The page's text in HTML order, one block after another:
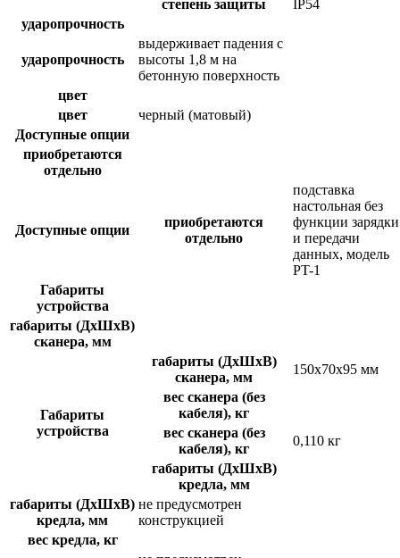
степень защиты
IP54
ударопрочность
ударопрочность
выдерживает падения с
высоты 1,8 м на
бетонную поверхность
цвет
цвет
черный (матовый)
Доступные опции
приобретаются
отдельно
Доступные опции
приобретаются
отдельно
подставка
настольная без
функции зарядки
и передачи
данных, модель
PT-1
Габариты
устройства
габариты (ДхШхВ)
сканера, мм
Габариты
устройства
габариты (ДхШхВ)
сканера, мм
150x70x95 мм
вес сканера (без
кабеля), кг
вес сканера (без
кабеля), кг
0,110 кг
габариты (ДхШхВ)
кредла, мм
габариты (ДхШхВ)
кредла, мм
не предусмотрен
конструкцией
вес кредла, кг